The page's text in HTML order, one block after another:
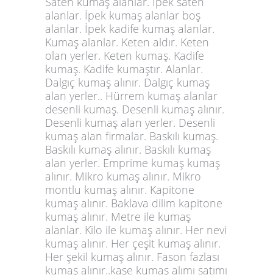
alanlar. İpek kumaş alanlar boş
alanlar. İpek kadife kumaş alanlar.
Kumaş alanlar. Keten aldır. Keten
olan yerler. Keten kumaş. Kadife
kumaş. Kadife kumaştır. Alanlar.
Dalgıç kumaş alınır. Dalgıç kumaş
alan yerler.. Hürrem kumaş alanlar
desenli kumaş. Desenli kumaş alınır.
Desenli kumaş alan yerler. Desenli
kumaş alan firmalar. Baskılı kumaş.
Baskılı kumaş alınır. Baskılı kumaş
alan yerler. Emprime kumaş kumaş
alınır. Mikro kumaş alınır. Mikro
montlu kumaş alınır. Kapitone
kumaş alınır. Baklava dilim kapitone
kumaş alınır. Metre ile kumaş
alanlar. Kilo ile kumaş alınır. Her nevi
kumaş alınır. Her çeşit kumaş alınır.
Her şekil kumaş alınır. Fason fazlası
kumaş alınır..kaşe kumaş alımı satımı